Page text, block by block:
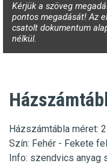
Kérjük a szöveg
pontos megadását! Az
csatolt dokumentum
nélkül.
Házszámtábla méret:
Szín: Fehér - Fekete
Info: szendvics anyag